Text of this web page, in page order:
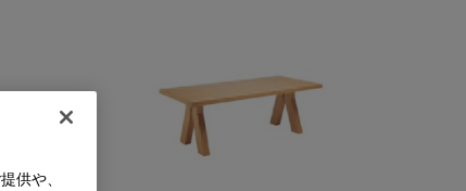
供や、